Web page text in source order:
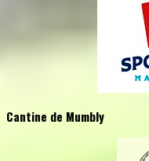
Cantine de Mumbly